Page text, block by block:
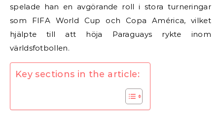
spelade han en avgörande roll i stora turneringar
som FIFA World Cup och Copa América, vilket
hjälpte till att höja Paraguays rykte inom
världsfotbollen.
Key sections in the article: